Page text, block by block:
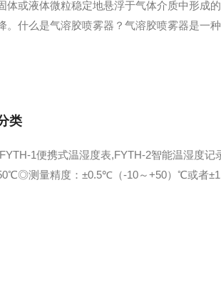
体或液体微粒稳定地悬浮于气体介质中形成
。什么是气溶胶喷雾器？气溶胶喷雾器是一
类
1便携式温湿度表,FYTH-2智能温湿度
测量精度：±0.5℃（-10～+50）℃或者